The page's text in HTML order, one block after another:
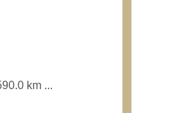
km ...